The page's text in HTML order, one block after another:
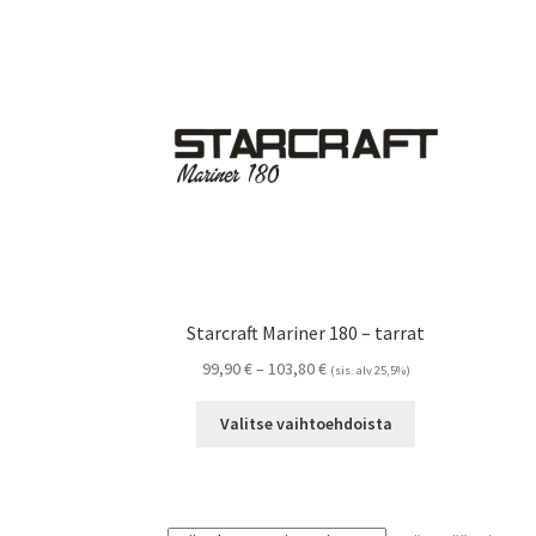
Starcraft Mariner 180 – tarrat
99,90€– 103,80€Hintaluokka:
-
(sis. alv 25,5%)
Valitse vaihtoehdoista